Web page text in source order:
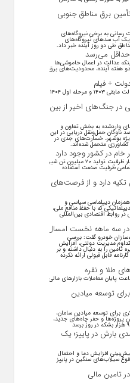
برق مناطق جنوبی
رسانی به برخی نیروگاه‌های
آب سد‌های نیروگاه‌های
طی دو روز آینده خبر داد.
حداقل می‌رسد
عدالت در اعمال خاموشی‌ها
هفته آینده، محدودیت‌های برق
+ فیلم
رئیس اتاق تعاون ایران گفت: سود سهام عدالت مابقی ۱۴۰۳ و مرحله اول ۱۴۰۴
در جنگ‌های اخیر از بین
واردشده به بخش تعاون و
کشور در جنگ‌های اخیر گفت: ۶۰ درصد ناوگان حمل‌ونقل دریایی در این
بوشهر، خسارت‌های جدی در
متحمل شده‌اند.
سخنگوی انجمن‌صنایع لبنی گفت: براساس آمار ظرفیت تولید ۲۰ میلیون تن شیر
تمامی ظرفیت صنعت استفاده
تکیه دارد و از فرصت‌های
دیپلماسی سیاسی و
که با حفظ منافع ملی،
روابط اقتصادی بین‌المللی
خودرو گفت: بررسی
مدیریت دولتی، افزایش
را به دنبال داشته و بر
قابل قبولی ارائه نکرده
طلا و نقره
پایان معاملات بازار‌های مالی
دلاری برای توسعه میادین
حدود ۱۰۰ میلیون دلاری برای توسعه میادین سامان،
پروژه‌ها و حفر چاه‌های جدید،
افزایش ۳۰ تا ۵۰ درصدی بارش در پاییز؛ یک
افزایش دما و احتمال
سیلاب‌های سنگین در پاییز
تامین مالی